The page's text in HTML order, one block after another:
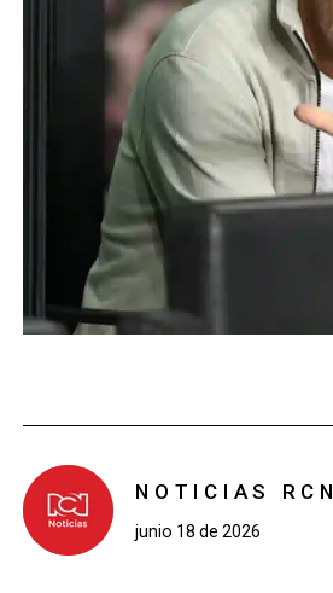
NOTICIAS RCN
junio 18 de 2026